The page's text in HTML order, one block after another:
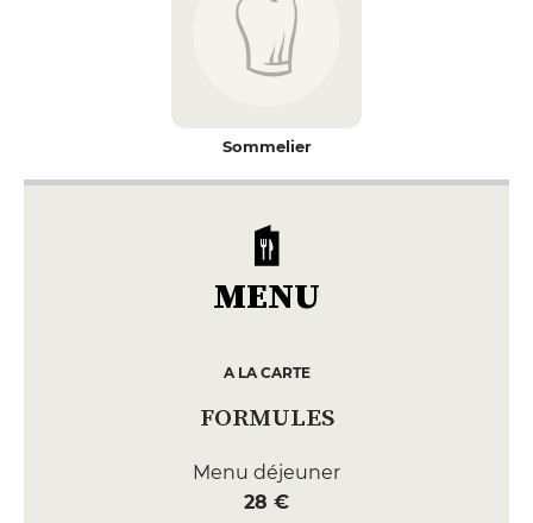
Sommelier
MENU
A LA CARTE
FORMULES
Menu déjeuner
28 €